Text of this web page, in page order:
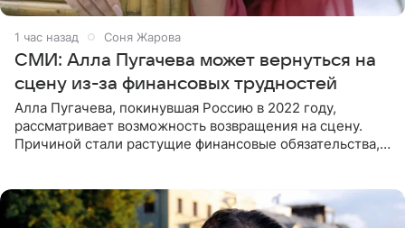
1 час назад Соня Жарова
СМИ: Алла Пугачева может вернуться на
сцену из-за финансовых трудностей
Алла Пугачева, покинувшая Россию в 2022 году,
рассматривает возможность возвращения на сцену.
Причиной стали растущие финансовые обязательства,